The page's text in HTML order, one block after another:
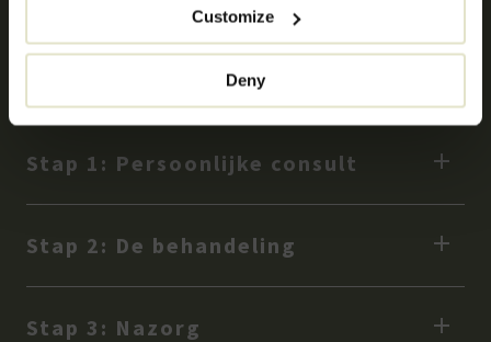
Customize
Deny
op de bovenlip
Benieuwd naar hoe een behandeling voor bovenlip fillers bij
Stap 1: Persoonlijke consult
Stap 2: De behandeling
Stap 3: Nazorg